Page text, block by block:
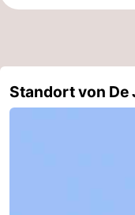
Oostduinkerke
aan
-
Westende
Hotels
Standort von